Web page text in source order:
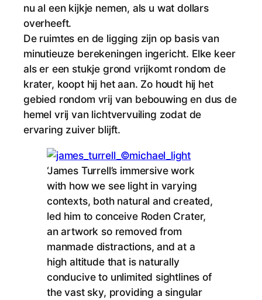
nu al een kijkje nemen, als u wat dollars
overheeft.
De ruimtes en de ligging zijn op basis van
minutieuze berekeningen ingericht. Elke keer
als er een stukje grond vrijkomt rondom de
krater, koopt hij het aan. Zo houdt hij het
gebied rondom vrij van bebouwing en dus de
hemel vrij van lichtvervuiling zodat de
ervaring zuiver blijft.
‘James Turrell’s immersive work
with how we see light in varying
contexts, both natural and created,
led him to conceive Roden Crater,
an artwork so removed from
manmade distractions, and at a
high altitude that is naturally
conducive to unlimited sightlines of
the vast sky, providing a singular